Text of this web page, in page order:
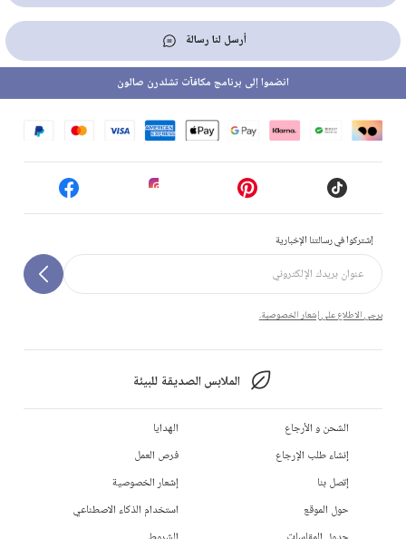
أرسل لنا رسالة
إشتركوا في رسالتنا الإخبارية
يرجى الاطلاع على إشعار الخصوصية.
الملابس الصديقة للبيئة
انضموا إلى برنامج مكافآت تشلدرن صالون
الشحن و الأرجاع
إنشاء طلب الإرجاع
إتصل بنا
حول الموقع
الهدايا
فرص العمل
إشعار الخصوصية
استخدام الذكاء الاصطناعي